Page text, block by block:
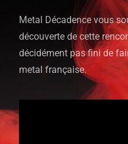
Metal Décadence vous
découverte de cette
décidément pas fini de
metal française.